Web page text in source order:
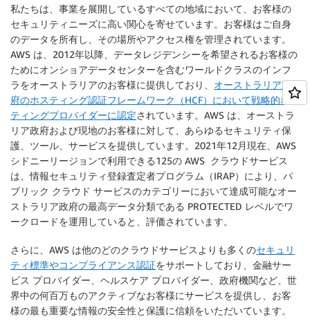
私たちは、事業を展開しているすべての地域において、お客様の
セキュリティニーズに高い関心を寄せています。お客様はご自身
のデータを所有し、その場所やアクセス権を管理されています。
AWS は、2012年以降、データレジデンシーを希望されるお客様の
ためにオンショアデータセンターを含むワールドクラスのインフ
ラをオーストラリアのお客様に提供しており、 オーストラリア政
府のホスティング認証フレームワーク（HCF）において戦略的ホス
ティングプロバイダーに認定されています。AWS は、オーストラ
リア政府および現地のお客様に対して、あらゆるセキュリティ保
護、ツール、サービスを提供しています。2021年12月現在、AWS
シドニーリージョンで利用できる125の AWS クラウドサービス
は、情報セキュリティ登録査定者プログラム（IRAP）により、パ
ブリック クラウド サービスのカテゴリーにおいて達成可能なオー
ストラリア政府の最高データ分類である PROTECTED レベルでワ
ークロードを運用していると、評価されています。
さらに、AWS は他のどのクラウドサービスよりも多くのセキュリ
ティ標準やコンプライアンス認証をサポートしており、金融サー
ビス プロバイダー、ヘルスケア プロバイダー、政府機関など、世
界中の何百万ものアクティブなお客様にサービスを提供し、お客
様の最も重要な情報の安全性と保護に信頼をいただいています。